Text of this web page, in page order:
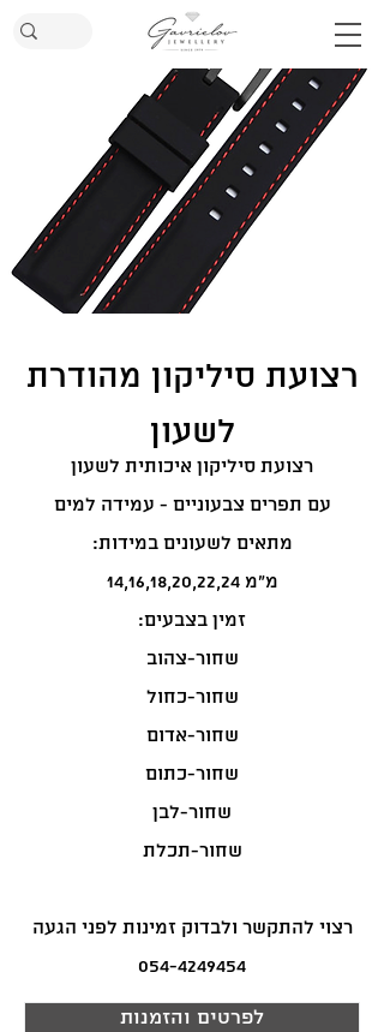
רצועת סיליקון מהודרת
לשעון
רצועת סיליקון איכותית לשעון
עם תפרים צבעוניים - עמידה למים
:מתאים לשעונים במידות
14,16,18,20,22,24 מ"מ
:זמין בצבעים
שחור-צהוב
שחור-כחול
שחור-אדום
שחור-כתום
שחור-לבן
שחור-תכלת
רצוי להתקשר ולבדוק זמינות לפני הגעה
054-4249454
לפרטים והזמנות